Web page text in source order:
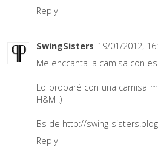
Reply
SwingSisters 19/01/2012,
Me enccanta la camisa con
Lo probaré con una camisa
H&M :)
Bs de http://swing-
Reply